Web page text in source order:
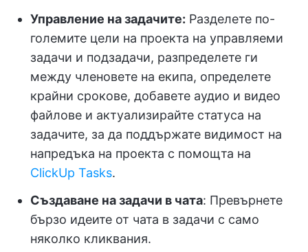
Управление на задачите: Разделете по-
големите цели на проекта на управляеми
задачи и подзадачи, разпределете ги
между членовете на екипа, определете
крайни срокове, добавете аудио и видео
файлове и актуализирайте статуса на
задачите, за да поддържате видимост на
напредъка на проекта с помощта на
ClickUp Tasks.
Създаване на задачи в чата: Превърнете
бързо идеите от чата в задачи с само
няколко кликвания.